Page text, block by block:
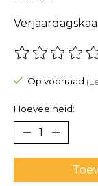
De
Op voorraad
Hoeveelheid: